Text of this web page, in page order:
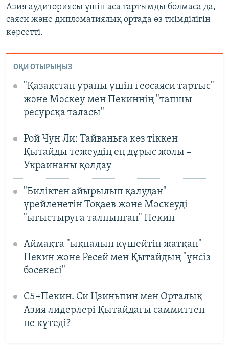
Азия аудиториясы үшін аса тартымды болмаса да,
саяси және дипломатиялық ортада өз тиімділігін
көрсетті.
ОҚИ ОТЫРЫҢЫЗ
"Қазақстан ураны үшін геосаяси тартыс"
және Мәскеу мен Пекиннің "тапшы
ресурсқа таласы"
Рой Чун Ли: Тайваньға көз тіккен
Қытайды тежеудің ең дұрыс жолы –
Украинаны қолдау
"Биліктен айырылып қалудан"
үрейленетін Тоқаев және Мәскеуді
"ығыстыруға талпынған" Пекин
Аймақта "ықпалын күшейтіп жатқан"
Пекин және Ресей мен Қытайдың "үнсіз
бәсекесі"
C5+Пекин. Си Цзиньпин мен Орталық
Азия лидерлері Қытайдағы саммиттен
не күтеді?